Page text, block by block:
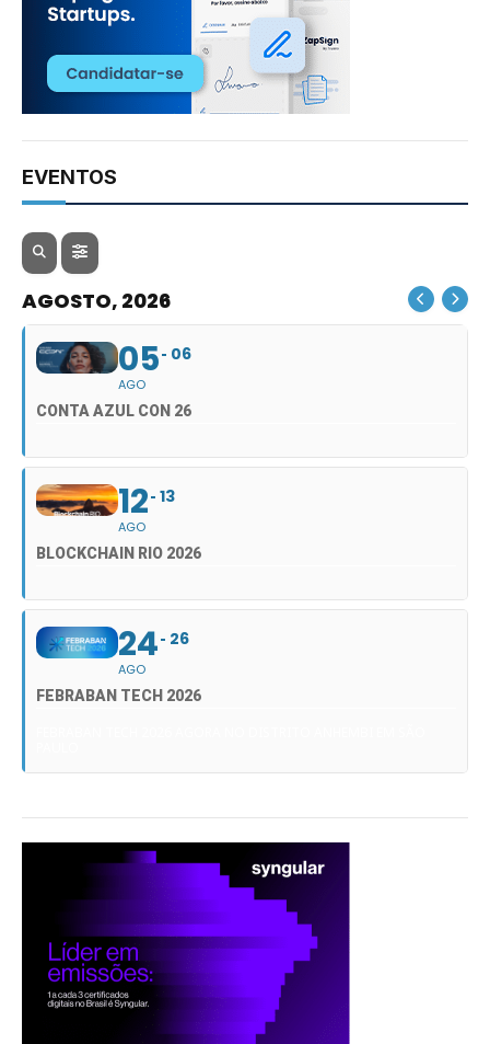
EVENTOS
AGOSTO, 2026
05
AGO
06
CONTA AZUL CON 26
12
AGO
13
BLOCKCHAIN RIO 2026
24
AGO
26
FEBRABAN TECH 2026